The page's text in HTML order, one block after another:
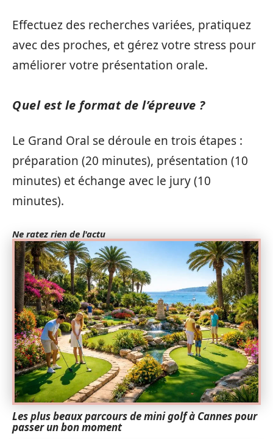
Effectuez des recherches variées, pratiquez
avec des proches, et gérez votre stress pour
améliorer votre présentation orale.
Quel est le format de l’épreuve ?
Le Grand Oral se déroule en trois étapes :
préparation (20 minutes), présentation (10
minutes) et échange avec le jury (10
minutes).
Ne ratez rien de l'actu
Les plus beaux parcours de mini golf à Cannes pour
passer un bon moment